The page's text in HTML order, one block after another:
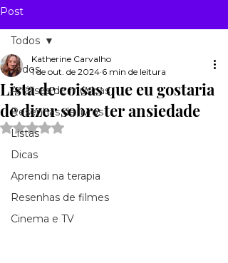
Post
Todos
Análises de músicas
Resenhas de livros
Listas
Dicas
Aprendi na terapia
Resenhas de filmes
Cinema e TV
Todos
Lista de coisas que eu gostaria
de dizer sobre ter ansiedade
Katherine Carvalho
1 de out. de 2024 6 min de leitura
Avaliado com NaN de 5 estrelas.